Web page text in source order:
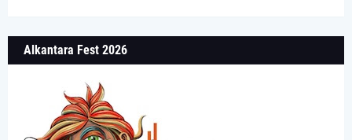
Alkantara Fest 2026